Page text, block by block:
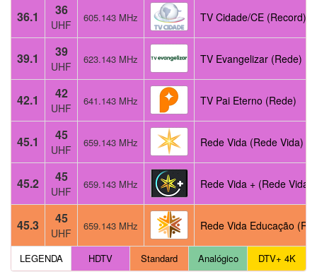
36.1 36
UHF
605.143 MHz TV Cidade/CE (Record)
39.1 39
UHF
623.143 MHz TV Evangelizar (Rede)
42.1 42
UHF
641.143 MHz TV Pai Eterno (Rede)
45.1 45
UHF
659.143 MHz Rede Vida (Rede Vida)
45.2 45
UHF
659.143 MHz Rede Vida + (Rede Vida)
45.3 45
UHF
659.143 MHz Rede Vida Educação
LEGENDA HDTV Standard Analógico DTV+ 4K